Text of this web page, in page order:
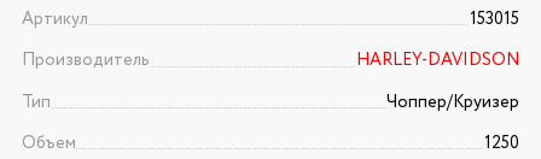
Артикул
153015
Производитель
HARLEY-DAVIDSON
Тип
Чоппер/Круизер
Объем
1250